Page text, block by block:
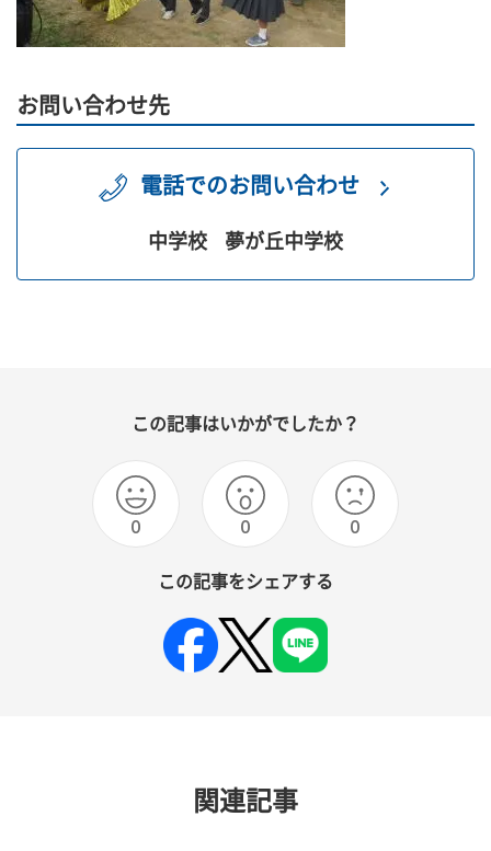
お問い合わせ先
電話でのお問い合わせ
中学校 夢が丘中学校
この記事はいかがでしたか？
0 0 0
この記事をシェアする
関連記事